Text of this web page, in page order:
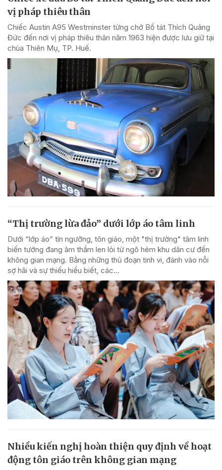
vị pháp thiêu thân
Chiếc Austin A95 Westminster từng chở Bồ tát Thích Quảng
Đức đến nơi vị pháp thiêu thân năm 1963 hiện được lưu giữ tại
chùa Thiên Mụ, TP. Huế.
“Thị trường lừa đảo” dưới lớp áo tâm linh
Dưới “lớp áo” tín ngưỡng, tôn giáo, một "thị trường" tâm linh
biến tướng đang âm thầm len lỏi từ ngõ hẻm khu dân cư đến
không gian mạng. Bằng những thủ đoạn tinh vi, đánh vào nỗi
sợ hãi và sự thiếu hiểu biết, các...
Nhiều kiến nghị hoàn thiện quy định về hoạt
động tôn giáo trên không gian mạng